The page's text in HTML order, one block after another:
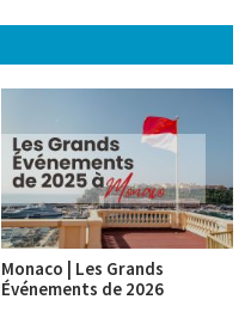
Monaco | Les Grands
Événements de 2026